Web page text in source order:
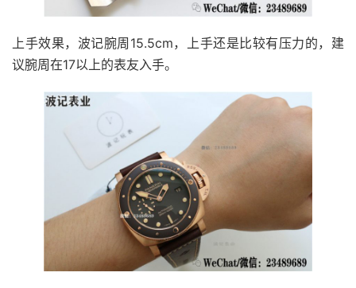
上手效果，波记腕周15.5cm，上手还是比较有压力的，建
议腕周在17以上的表友入手。